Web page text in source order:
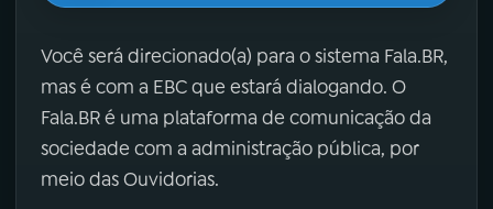
Você será direcionado(a) para o sistema Fala.BR,
mas é com a EBC que estará dialogando. O
Fala.BR é uma plataforma de comunicação da
sociedade com a administração pública, por
meio das Ouvidorias.